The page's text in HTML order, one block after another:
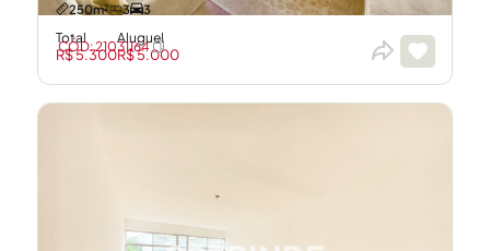
250m²
3 3
Total
R$ 5.300
Aluguel
R$ 5.000
CÓD: 21031164